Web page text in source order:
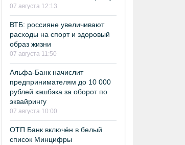
07 августа 12:13
ВТБ: россияне увеличивают
расходы на спорт и здоровый
образ жизни
07 августа 11:50
Альфа-Банк начислит
предпринимателям до 10 000
рублей кэшбэка за оборот по
эквайрингу
07 августа 10:00
ОТП Банк включён в белый
список Минцифры